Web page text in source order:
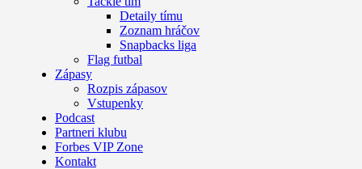
Detaily tímu
Zoznam hráčov
Snapbacks liga
Flag futbal
Zápasy
Rozpis zápasov
Vstupenky
Podcast
Partneri klubu
Forbes VIP Zone
Kontakt